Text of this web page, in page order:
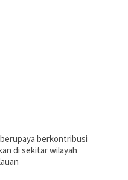
berkontribusi
di sekitar wilayah